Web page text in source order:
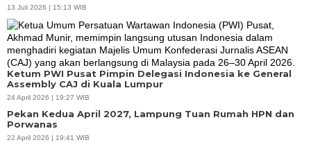
13 Juli 2026 | 15:13 WIB
Ketum PWI Pusat Pimpin Delegasi Indonesia ke General
Assembly CAJ di Kuala Lumpur
24 April 2026 | 19:27 WIB
Pekan Kedua April 2027, Lampung Tuan Rumah HPN dan
Porwanas
22 April 2026 | 19:41 WIB